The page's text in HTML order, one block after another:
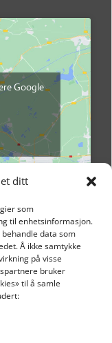
ditt
som
til enhetsinformasjon.
data som
Å ikke samtykke
på visse
bruker
til å samle
Google